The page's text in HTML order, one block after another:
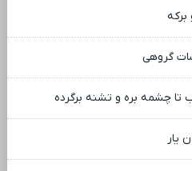
گروهی
چشمه بره و تشنه برگرده
یار